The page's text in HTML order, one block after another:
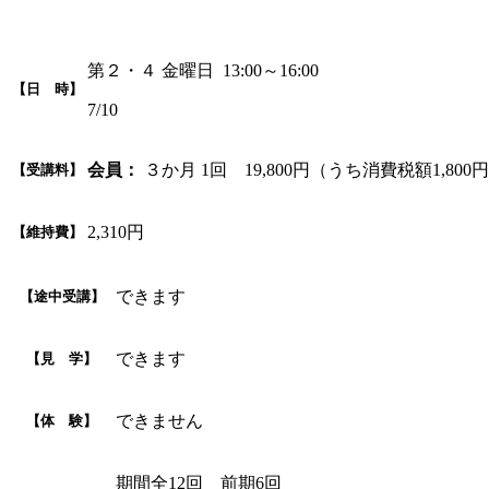
【日 時】
第２・４ 金曜日 13:00～16:00
7/10
【受講料】 会員： ３か月 1回 19,800円（うち消費税額1,800
【維持費】 2,310円
【途中受講】 できます
【見 学】 できます
【体 験】 できません
期間全12回 前期6回